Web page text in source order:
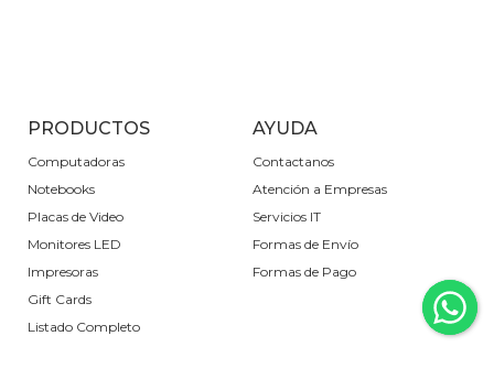
PRODUCTOS
Computadoras
Notebooks
Placas de Video
Monitores LED
Impresoras
Gift Cards
Listado Completo
AYUDA
Contactanos
Atención a Empresas
Servicios IT
Formas de Envío
Formas de Pago